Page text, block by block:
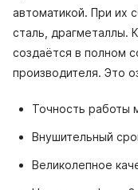
автоматикой. При их
сталь, драгметаллы.
создаётся в полном
производителя. Это
Точность работы
Внушительный
Великолепное